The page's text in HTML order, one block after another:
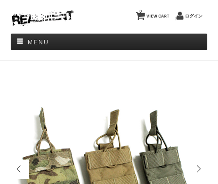
VIEW CART
0
ログイン
MENU